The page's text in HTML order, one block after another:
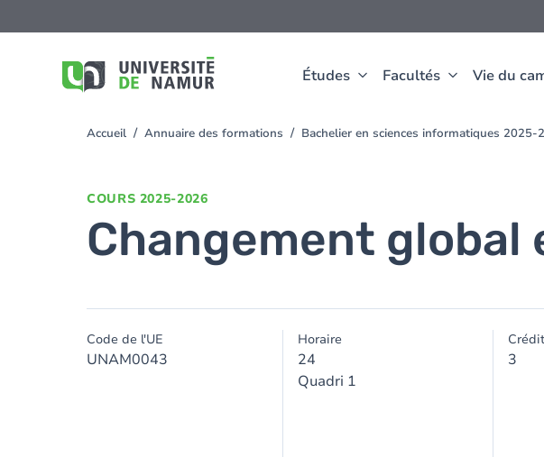
Études Facultés Vie du
au
You
Accueil Annuaire des formations Bachelier en sciences informatiques 2025-
COURS 2025-2026
Changement global
Code de l'UE
UNAM0043
Horaire
24
Quadri 1
3